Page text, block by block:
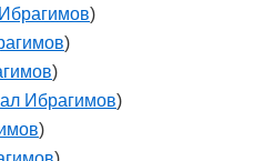
)
)
)
Ибрагимов)
)